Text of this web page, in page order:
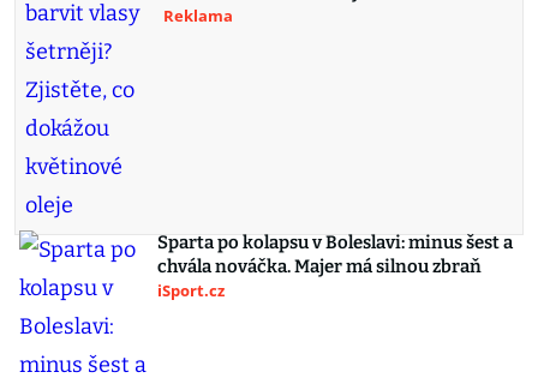
Reklama
Sparta po kolapsu v Boleslavi: minus šest a
chvála nováčka. Majer má silnou zbraň
iSport.cz